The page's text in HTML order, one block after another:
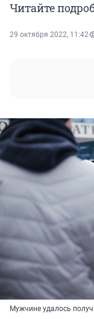
Читайте
29 октября 2022, 11:42
Мужчине удалось